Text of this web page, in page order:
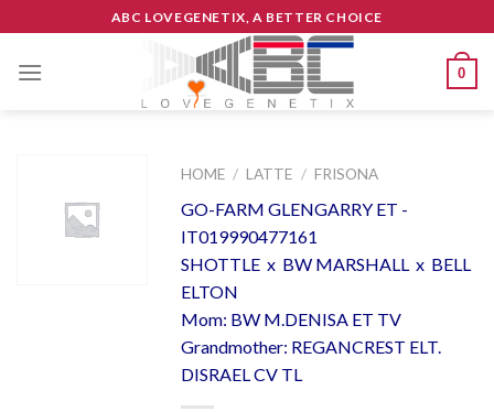
to
content
ABC LOVEGENETIX, A BETTER CHOICE
0
HOME / LATTE / FRISONA
GO-FARM GLENGARRY ET -
IT019990477161
SHOTTLE x BW MARSHALL x BELL
ELTON
Mom: BW M.DENISA ET TV
Grandmother: REGANCREST ELT.
DISRAEL CV TL